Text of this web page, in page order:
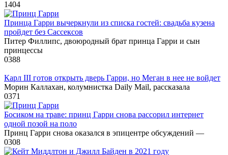
1404
Принца Гарри вычеркнули из списка гостей: свадьба кузена
пройдет без Сассексов
Питер Филлипс, двоюродный брат принца Гарри и сын
принцессы
0388
Карл III готов открыть дверь Гарри, но Меган в нее не войдет
Морин Каллахан, колумнистка Daily Mail, рассказала
0371
Босиком на траве: принц Гарри снова рассорил интернет
одной позой на поло
Принц Гарри снова оказался в эпицентре обсуждений —
0308